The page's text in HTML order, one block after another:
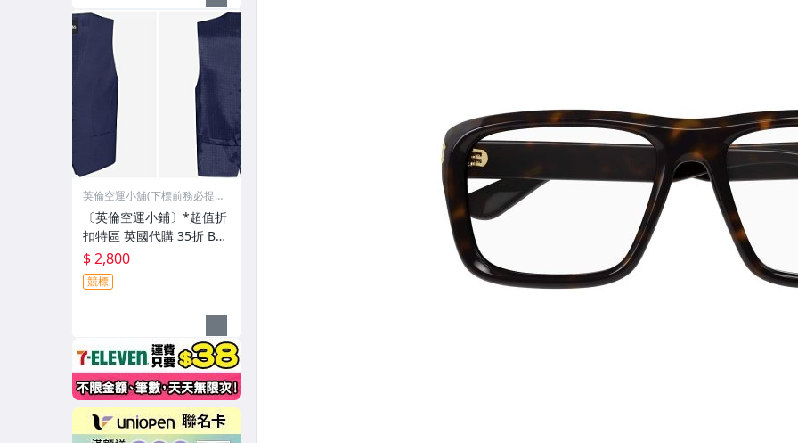
英倫空運小舖(下標前務必提
〔英倫空運小鋪〕*超值折
扣特區 英國代購 35折 BO
SS 格紋 海軍藍 背心 (有檔
期)
$ 2,800
競標